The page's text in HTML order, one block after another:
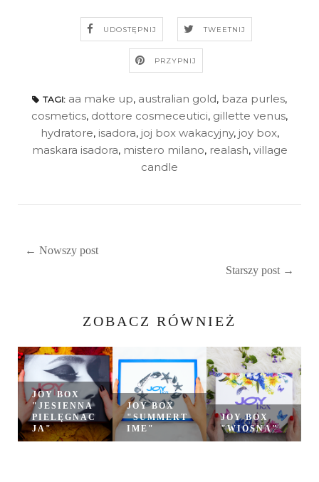
UDOSTĘPNIJ TWEETNIJ
PRZYPNIJ
TAGI: aa make up, australian gold, baza purles,
cosmetics, dottore cosmeceutici, gillette venus,
hydratore, isadora, joj box wakacyjny, joy box,
maskara isadora, mistero milano, realash, village
candle
← Nowszy post
Starszy post →
ZOBACZ RÓWNIEŻ
JOY BOX
"JESIENNA
PIELĘGNAC
JA"
JOY BOX
"SUMMERT
IME"
JOY BOX
"WIOSNA"